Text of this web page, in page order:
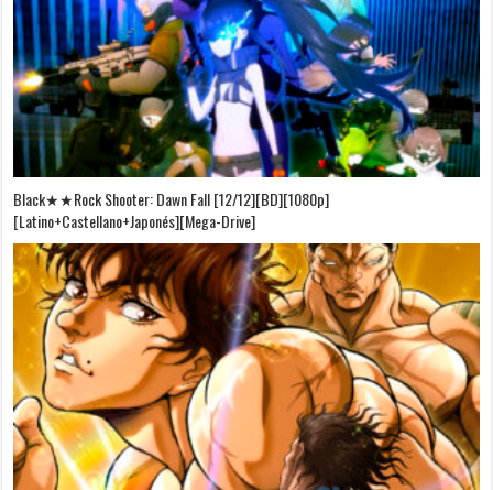
Black★★Rock Shooter: Dawn Fall [12/12][BD][1080p]
[Latino+Castellano+Japonés][Mega-Drive]